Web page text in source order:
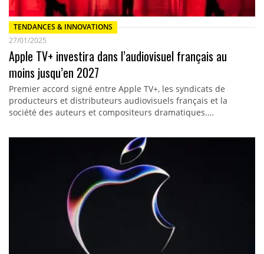
TENDANCES & INNOVATIONS
27/01/2025
Apple TV+ investira dans l’audiovisuel français au
moins jusqu’en 2027
Premier accord signé entre Apple TV+, les syndicats de
producteurs et distributeurs audiovisuels français et la
société des auteurs et compositeurs dramatiques.…